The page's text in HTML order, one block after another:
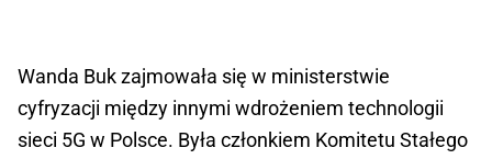
Wanda Buk zajmowała się w ministerstwie
cyfryzacji między innymi wdrożeniem technologii
sieci 5G w Polsce. Była członkiem Komitetu Stałego